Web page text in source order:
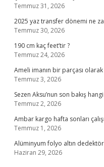
Temmuz 31, 2026
2025 yaz transfer dönemi ne
Temmuz 30, 2026
190 cm kaç feet’tir ?
Temmuz 24, 2026
Ameli imanın bir parçası
Temmuz 3, 2026
Sezen Aksu’nun son bakış
Temmuz 2, 2026
Ambar kargo hafta sonları
Temmuz 1, 2026
Alüminyum folyo altın
Haziran 29, 2026